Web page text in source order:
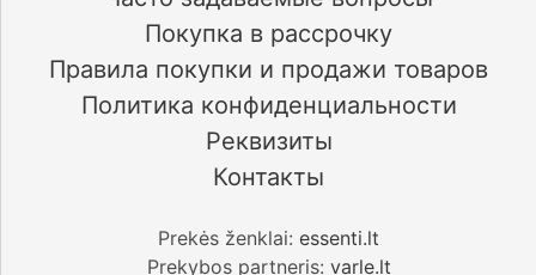
Покупка в рассрочку
Правила покупки и продажи товаров
Политика конфиденциальности
Реквизиты
Контакты
Prekės ženklai: essenti.lt
Prekybos partneris: varle.lt